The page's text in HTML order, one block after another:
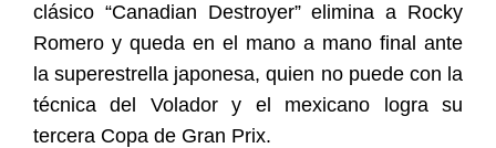
clásico “Canadian Destroyer” elimina a Rocky
Romero y queda en el mano a mano final ante
la superestrella japonesa, quien no puede con la
técnica del Volador y el mexicano logra su
tercera Copa de Gran Prix.